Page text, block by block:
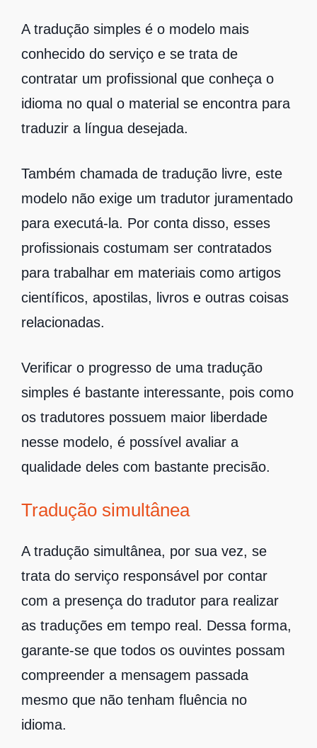
A tradução simples é o modelo mais
conhecido do serviço e se trata de
contratar um profissional que conheça o
idioma no qual o material se encontra para
traduzir a língua desejada.
Também chamada de tradução livre, este
modelo não exige um tradutor juramentado
para executá-la. Por conta disso, esses
profissionais costumam ser contratados
para trabalhar em materiais como artigos
científicos, apostilas, livros e outras coisas
relacionadas.
Verificar o progresso de uma tradução
simples é bastante interessante, pois como
os tradutores possuem maior liberdade
nesse modelo, é possível avaliar a
qualidade deles com bastante precisão.
Tradução simultânea
A tradução simultânea, por sua vez, se
trata do serviço responsável por contar
com a presença do tradutor para realizar
as traduções em tempo real. Dessa forma,
garante-se que todos os ouvintes possam
compreender a mensagem passada
mesmo que não tenham fluência no
idioma.